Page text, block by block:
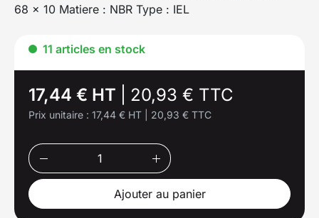
68 x 10 Matiere : NBR Type : IEL
11 articles en stock
17,44 € HT 20,93 € TTC
Prix unitaire : 17,44 € HT 20,93 € TTC
Ajouter au panier